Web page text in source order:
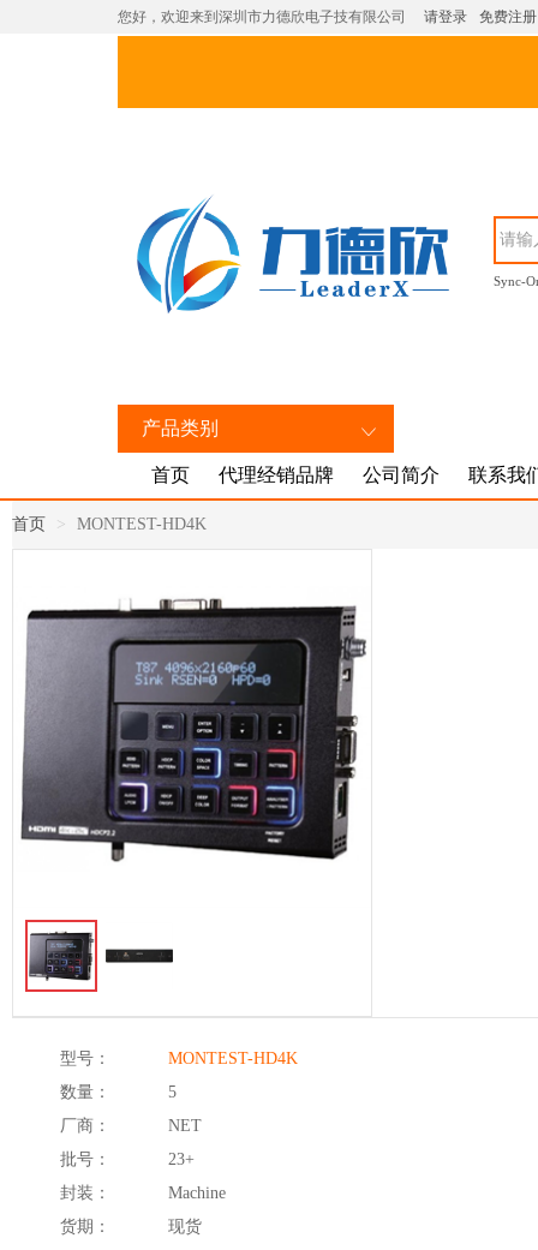
您好，欢迎来到深圳市力德欣电子技有限公司 请登录 免费注册
Sync-
产品类别
首页 代理经销品牌 公司简介 联系我
首页 MONTEST-HD4K
型号：
MONTEST-HD4K
数量：
5
厂商：
NET
批号：
23+
封装：
Machine
货期：
现货